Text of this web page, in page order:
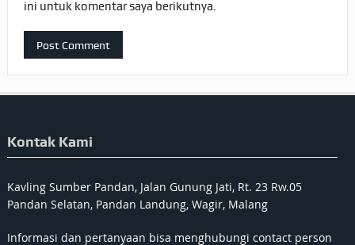
ini untuk komentar saya berikutnya.
Kontak Kami
Kavling Sumber Pandan, Jalan Gunung Jati, Rt. 23 Rw.05
Pandan Selatan, Pandan Landung, Wagir, Malang
Informasi dan pertanyaan bisa menghubungi contact person